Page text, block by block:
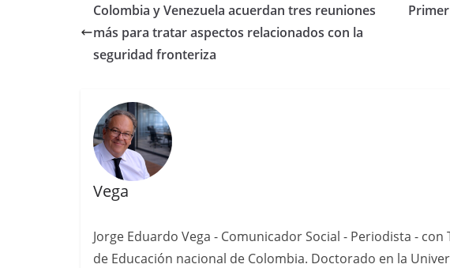
Colombia y Venezuela acuerdan tres reuniones
más para tratar aspectos relacionados con la
seguridad fronteriza
Vega
Jorge Eduardo Vega - Comunicador Social - Periodista -
de Educación nacional de Colombia. Doctorado en la